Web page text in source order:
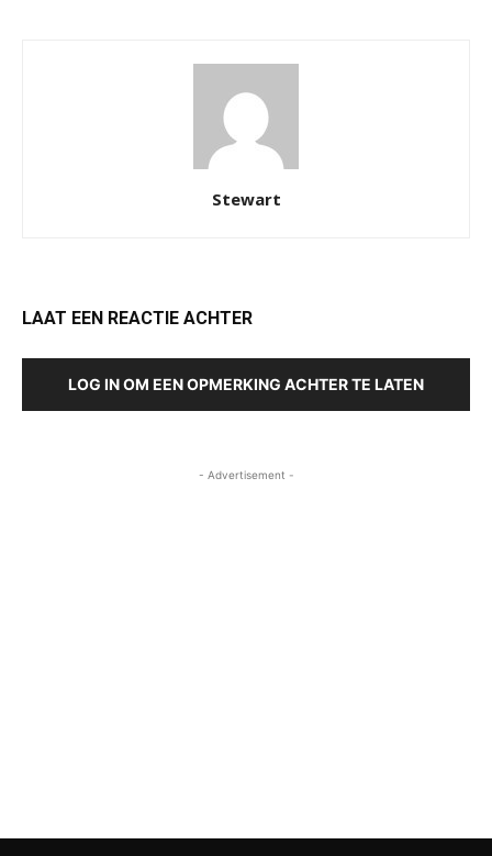
Stewart
LAAT EEN REACTIE ACHTER
LOG IN OM EEN OPMERKING ACHTER TE LATEN
- Advertisement -